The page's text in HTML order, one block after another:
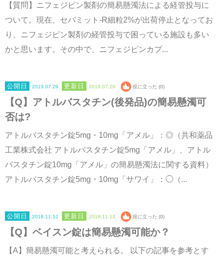
【質問】ニフェジピン製剤の簡易懸濁法による経管投与に
ついて。現在、セパミット-R細粒2%が出荷停止となってお
り、ニフェジピン製剤の経管投与で困っている施設も多い
かと思います。その中で、ニフェジピンカプ...
2019.07.29 2019.07.29 役に立った (0)
【Q】アトルバスタチン(後発品)の簡易懸濁可
否は?
アトルバスタチン錠5mg・10mg「アメル」：◎（共和薬品
工業株式会社 アトルバスタチン錠5mg「アメル」、アトル
バスタチン錠10mg「アメル」の簡易懸濁法に関する資料）
アトルバスタチン錠5mg・10mg「サワイ」：◯（...
2018.11.12 2018.11.13 役に立った (0)
【Q】ベイスン錠は簡易懸濁可能か？
【A】簡易懸濁可能と考えられる。 以下の記事を参考とす